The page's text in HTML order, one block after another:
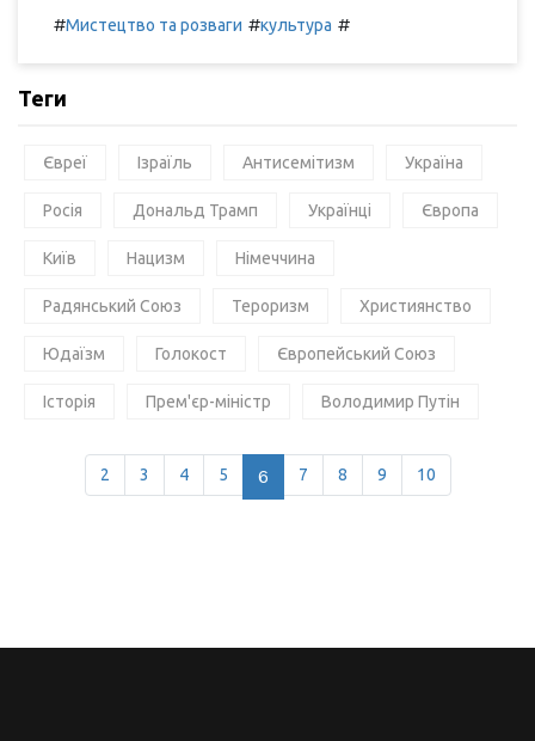
#Мистецтво та розваги #культура #
Теги
Євреї Ізраїль Антисемітизм Україна
Росія Дональд Трамп Українці Європа
Київ Нацизм Німеччина
Радянський Союз Тероризм Християнство
Юдаїзм Голокост Європейський Союз
Історія Прем'єр-міністр Володимир Путін
2 3 4 5 6 7 8 9 10